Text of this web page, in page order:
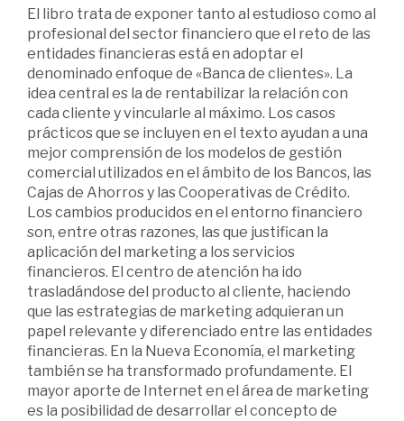
El libro trata de exponer tanto al estudioso como al
profesional del sector financiero que el reto de las
entidades financieras está en adoptar el
denominado enfoque de «Banca de clientes». La
idea central es la de rentabilizar la relación con
cada cliente y vincularle al máximo. Los casos
prácticos que se incluyen en el texto ayudan a una
mejor comprensión de los modelos de gestión
comercial utilizados en el ámbito de los Bancos, las
Cajas de Ahorros y las Cooperativas de Crédito.
Los cambios producidos en el entorno financiero
son, entre otras razones, las que justifican la
aplicación del marketing a los servicios
financieros. El centro de atención ha ido
trasladándose del producto al cliente, haciendo
que las estrategias de marketing adquieran un
papel relevante y diferenciado entre las entidades
financieras. En la Nueva Economía, el marketing
también se ha transformado profundamente. El
mayor aporte de Internet en el área de marketing
es la posibilidad de desarrollar el concepto de